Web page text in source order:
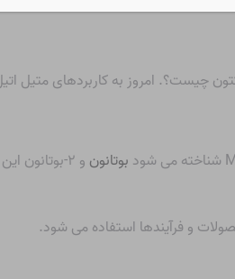
چیست؟. امروز به کاربردهای متیل
بوتانون
و ۲-